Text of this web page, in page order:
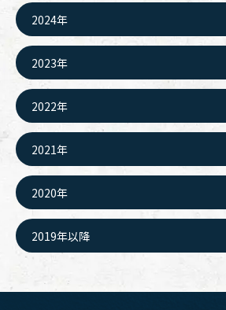
2024年
2023年
2022年
2021年
2020年
2019年以降